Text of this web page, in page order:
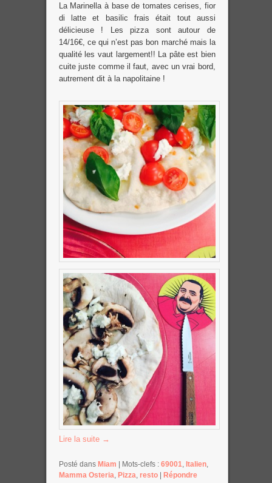
La Marinella à base de tomates cerises, fior
di latte et basilic frais était tout aussi
délicieuse ! Les pizza sont autour de
14/16€, ce qui n’est pas bon marché mais la
qualité les vaut largement!! La pâte est bien
cuite juste comme il faut, avec un vrai bord,
autrement dit à la napolitaine !
Lire la suite →
Posté dans Miam | Mots-clefs : 69001 Italien,
Mamma Osteria Pizza resto | Répondre